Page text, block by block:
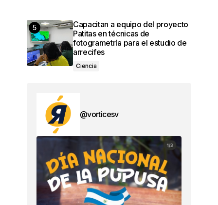
Capacitan a equipo del proyecto
Patitas en técnicas de
fotogrametría para el estudio de
arrecifes
Ciencia
@vorticesv